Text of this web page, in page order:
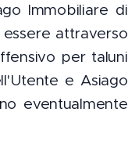
Immobiliare di
attraverso
per taluni
e Asiago
eventualmente